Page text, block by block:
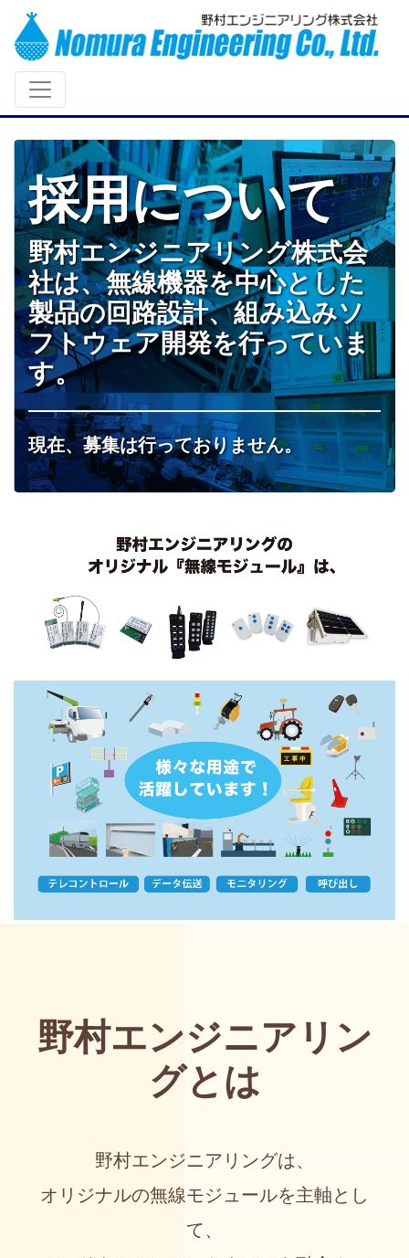
採用について
野村エンジニアリング株式会
社は、無線機器を中心とした
製品の回路設計、組み込みソ
フトウェア開発を行っていま
す。
現在、募集は行っておりません。
野村エンジニアリン
グとは
野村エンジニアリングは、
オリジナルの無線モジュールを主軸とし
て、